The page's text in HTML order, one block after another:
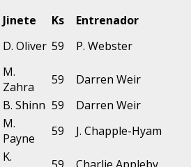
Jinete Ks
Entrenador
D. Oliver 59 P. Webster
M.
Zahra
59
Darren Weir
B. Shinn 59
Darren Weir
M.
Payne
59 J. Chapple-Hyam
K.